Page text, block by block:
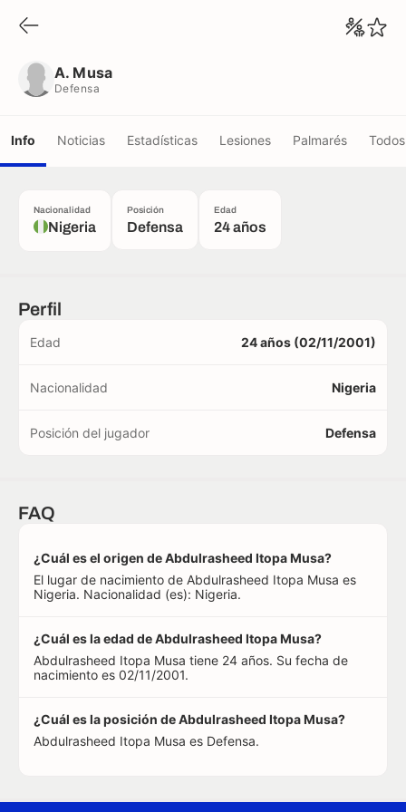
A. Musa
Defensa
Info Noticias Estadísticas Lesiones Palmarés
Nacionalidad
Nigeria
Posición
Defensa
Edad
24 años
Perfil
Edad 24 años (02/11/2001)
Nacionalidad Nigeria
Posición del jugador Defensa
FAQ
¿Cuál es el origen de Abdulrasheed Itopa Musa?
El lugar de nacimiento de Abdulrasheed Itopa Musa es
Nigeria. Nacionalidad (es): Nigeria.
¿Cuál es la edad de Abdulrasheed Itopa Musa?
Abdulrasheed Itopa Musa tiene 24 años. Su fecha de
nacimiento es 02/11/2001.
¿Cuál es la posición de Abdulrasheed Itopa Musa?
Abdulrasheed Itopa Musa es Defensa.